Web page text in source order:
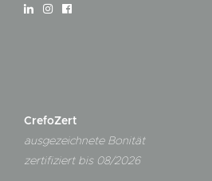
CrefoZert
ausgezeichnete Bonität
zertifiziert bis 08/2026